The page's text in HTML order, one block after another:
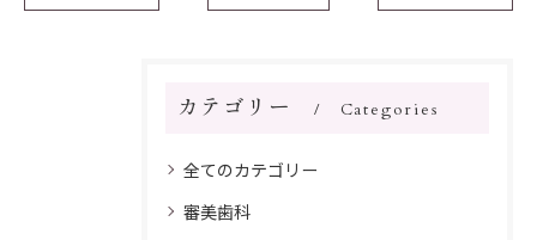
カテゴリー Categories
全てのカテゴリー
審美歯科